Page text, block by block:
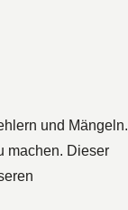
und Mängeln.
machen. Dieser